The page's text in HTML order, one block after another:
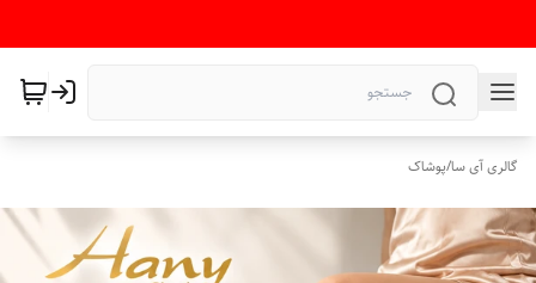
گالری آی سا/پوشاک